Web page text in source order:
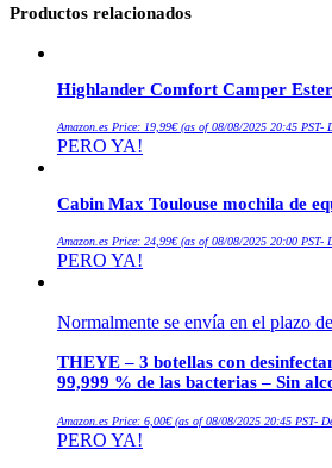
Productos relacionados
Highlander Comfort Camper
Amazon.es Price: 19,99€(as of 08/08/2025 20:45 PST-
PERO YA!
Cabin Max Toulouse mochila de
Amazon.es Price: 24,99€(as of 08/08/2025 20:00 PST-
PERO YA!
Normalmente se envía en el plazo
THEYE – 3 botellas con
99,999 % de las bacterias – Sin
Amazon.es Price: 6,00€(as of 08/08/2025 20:45 PST-
PERO YA!